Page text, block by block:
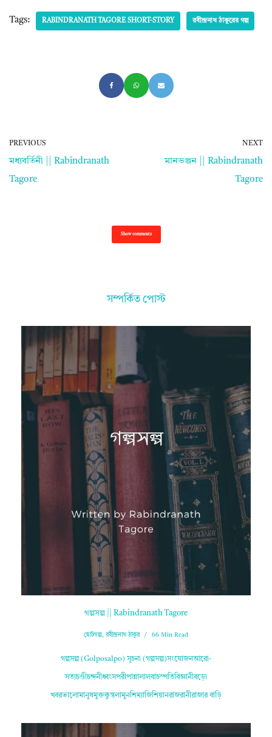
Tags: RABINDRANATH TAGORE SHORT-STORY রবীন্দ্রনাথ ঠাকুরের গল্প
PREVIOUS
মধ্যবর্তিনী || Rabindranath
Tagore
NEXT
মানভঞ্জন || Rabindranath
Tagore
Show comments
সম্পর্কিত পোস্ট
গল্পসল্প || Rabindranath Tagore
ছোটগল্প,রবীন্দ্রনাথ ঠাকুর 66 Min Read
গল্পসল্প (Golposalpo) সূচনা (গল্পসল্প)সংযোজনআরো-
সত্যচণ্ডীচন্দনীধ্বংসপরীপান্নালালবাচস্পতিবিজ্ঞানীবড়ো
খবরভালোমানুষমুক্তকুন্তলামুনশিম্যাজিশিয়ানরাজরানীরাজার বাড়ি